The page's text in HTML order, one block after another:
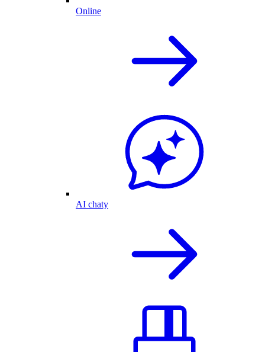
Online
AI chaty